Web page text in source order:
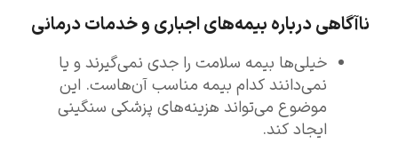
ناآگاهی درباره بیمه‌های اجباری و خدمات درمانی
خیلی‌ها بیمه سلامت را جدی نمی‌گیرند و یا
نمی‌دانند کدام بیمه مناسب آن‌هاست. این
موضوع می‌تواند هزینه‌های پزشکی سنگینی
ایجاد کند.